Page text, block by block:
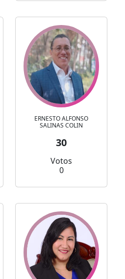
ERNESTO ALFONSO
SALINAS COLIN
30
Votos
0